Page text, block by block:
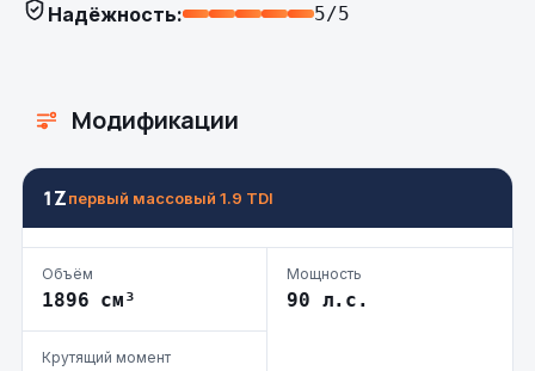
Надёжность: 5/5
Модификации
1Zпервый массовый 1.9 TDI
Объём
1896 см³
Мощность
90 л.с.
Крутящий момент